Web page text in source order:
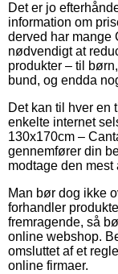
Det er jo
information om
derved har mange
nødvendigt at
produkter – til
bund, og endda
Det kan til hver
enkelte internet
130x170cm –
gennemfører din
modtage den mest
Man bør dog ikke
forhandler
fremragende, så
online webshop.
omsluttet af et
online firmaer.